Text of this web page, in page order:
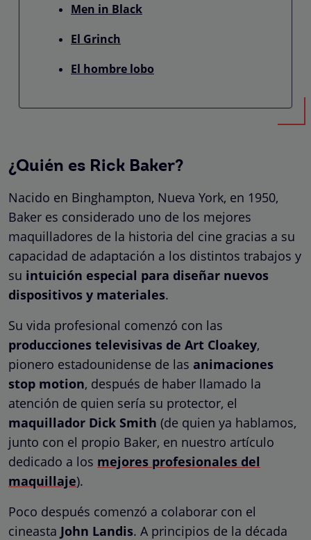
Men in Black
El Grinch
El hombre lobo
¿Quién es Rick Baker?
Nacido en Binghampton, Nueva York, en 1950,
Baker es considerado uno de los mejores
maquilladores de la historia del cine gracias a su
capacidad de adaptación a los distintos trabajos y
su intuición especial para diseñar nuevos
dispositivos y materiales.
Su vida profesional comenzó con las
producciones televisivas de Art Cloakey,
pionero estadounidense de las animaciones
stop motion, después de haber llamado la
atención de quien sería su protector, el
maquillador Dick Smith (de quien ya hablamos,
junto con el propio Baker, en nuestro artículo
dedicado a los mejores profesionales del
maquillaje).
Poco después comenzó a colaborar con el
cineasta John Landis. A principios de la década